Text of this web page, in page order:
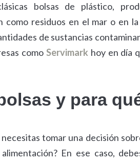
bolsas de plástico,
como residuos en el mar o en
de sustancias
como Servimark hoy en día
y para
tomar una decisión
En ese caso,